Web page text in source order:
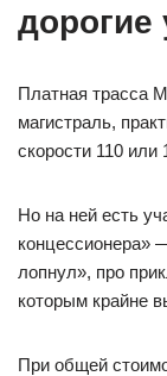
дорогие
Платная трасса
магистраль,
скорости 110 или
Но на ней есть
концессионера»
лопнул», про
которым крайне
При общей